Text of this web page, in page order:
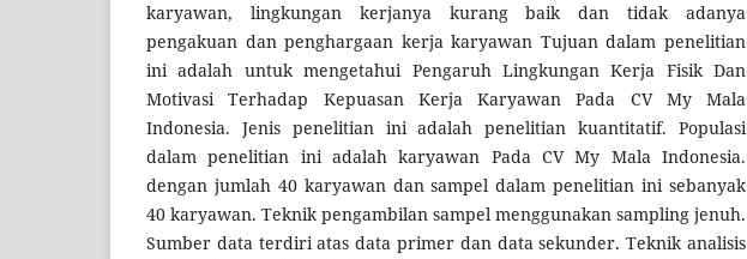
karyawan, lingkungan kerjanya kurang baik dan tidak adanya
pengakuan dan penghargaan kerja karyawan Tujuan dalam penelitian
ini adalah untuk mengetahui Pengaruh Lingkungan Kerja Fisik Dan
Motivasi Terhadap Kepuasan Kerja Karyawan Pada CV My Mala
Indonesia. Jenis penelitian ini adalah penelitian kuantitatif. Populasi
dalam penelitian ini adalah karyawan Pada CV My Mala Indonesia.
dengan jumlah 40 karyawan dan sampel dalam penelitian ini sebanyak
40 karyawan. Teknik pengambilan sampel menggunakan sampling jenuh.
Sumber data terdiri atas data primer dan data sekunder. Teknik analisis